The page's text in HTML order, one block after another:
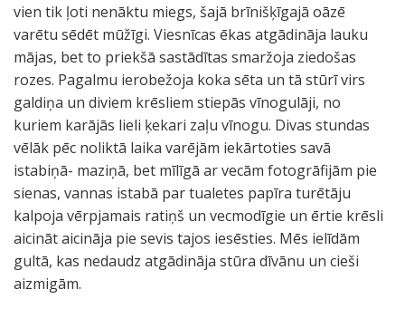
vien tik ļoti nenāktu miegs, šajā brīnišķīgajā oāzē
varētu sēdēt mūžīgi. Viesnīcas ēkas atgādināja lauku
mājas, bet to priekšā sastādītas smaržoja ziedošas
rozes. Pagalmu ierobežoja koka sēta un tā stūrī virs
galdiņa un diviem krēsliem stiepās vīnogulāji, no
kuriem karājās lieli ķekari zaļu vīnogu. Divas stundas
vēlāk pēc noliktā laika varējām iekārtoties savā
istabiņā- maziņā, bet mīlīgā ar vecām fotogrāfijām pie
sienas, vannas istabā par tualetes papīra turētāju
kalpoja vērpjamais ratiņš un vecmodīgie un ērtie krēsli
aicināt aicināja pie sevis tajos iesēsties. Mēs ielīdām
gultā, kas nedaudz atgādināja stūra dīvānu un cieši
aizmigām.